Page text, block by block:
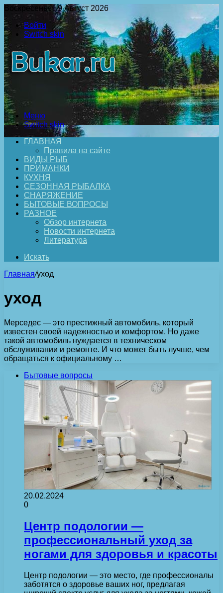
Воскресенье , 9 Август 2026
Войти
Switch skin
Меню
Switch skin
ГЛАВНАЯ
Правила на сайте
ВИДЫ РЫБ
ПРИМАНКИ
КУХНЯ
СЕЗОННАЯ РЫБАЛКА
СНАРЯЖЕНИЕ
БЫТОВЫЕ ВОПРОСЫ
РАЗНОЕ
Обзор интернета
Новости интернета
Литература
Искать
Главная/уход
уход
Мерседес — это престижный автомобиль, который
известен своей надежностью и комфортом. Но даже
такой автомобиль нуждается в техническом
обслуживании и ремонте. И что может быть лучше, чем
обращаться к официальному …
Бытовые вопросы
20.02.2024
0
Центр подологии —
профессиональный уход за
ногами для здоровья и красоты
Центр подологии — это место, где профессионалы
заботятся о здоровье ваших ног, предлагая